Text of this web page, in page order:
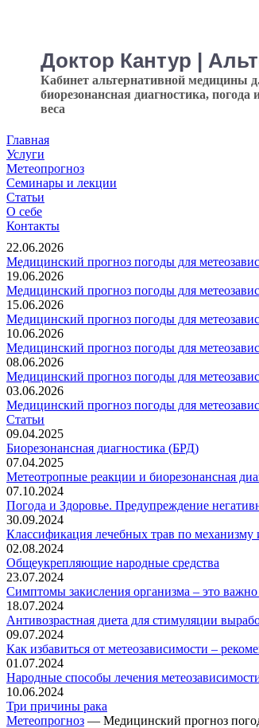
Доктор Кантур |
Кабинет альтернативной медицины
биорезонансная диагностика,
веса
Главная
Услуги
Метеопрогноз
Семинары и лекции
Статьи
О себе
Контакты
22.06.2026
Медицинский прогноз погоды для
19.06.2026
Медицинский прогноз погоды для
15.06.2026
Медицинский прогноз погоды для
10.06.2026
Медицинский прогноз погоды для
08.06.2026
Медицинский прогноз погоды для
03.06.2026
Медицинский прогноз погоды для
Статьи
09.04.2025
Биорезонансная диагностика (БРД)
07.04.2025
Метеотропные реакции и биорезонансная
07.10.2024
Погода и Здоровье. Предупреждение
30.09.2024
Классификация лечебных трав по механизму
02.08.2024
Общеукрепляющие народные средства
23.07.2024
Симптомы закисления организма – это важно
18.07.2024
Антивозрастная диета для стимуляции
09.07.2024
Как избавиться от метеозависимости –
01.07.2024
Народные способы лечения
10.06.2024
Три причины рака
Метеопрогноз — Медицинский прогноз